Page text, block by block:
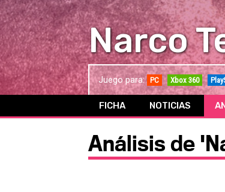
Narco
Juego para: PC Xbox 360
FICHA NOTICIAS
Análisis de